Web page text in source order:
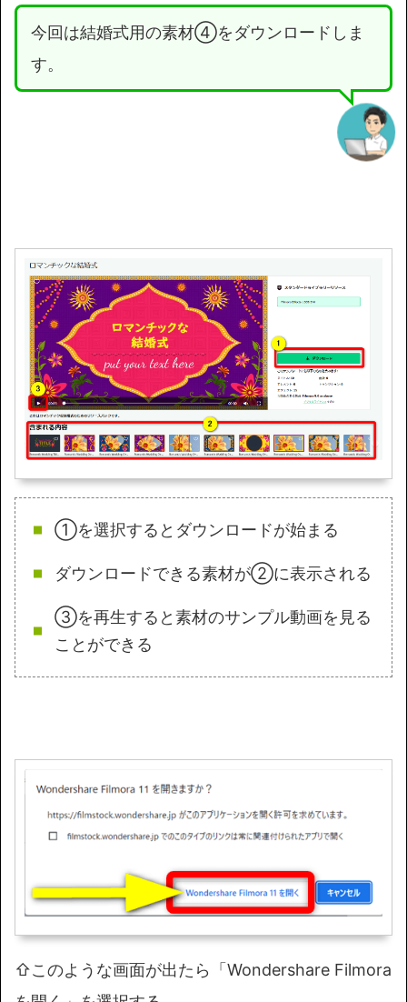
今回は結婚式用の素材④をダウンロードしま
す。
①を選択するとダウンロードが始まる
ダウンロードできる素材が②に表示される
③を再生すると素材のサンプル動画を見る
ことができる
⇧このような画面が出たら「Wondershare Filmora